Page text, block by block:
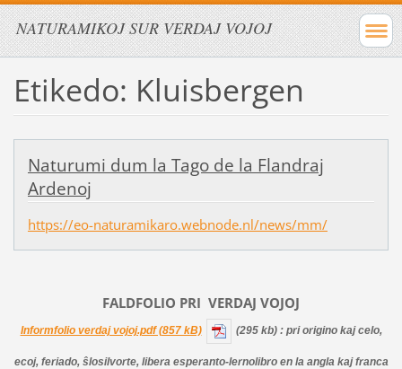
NATURAMIKOJ SUR VERDAJ VOJOJ
Etikedo: Kluisbergen
Naturumi dum la Tago de la Flandraj
Ardenoj
https://eo-naturamikaro.webnode.nl/news/mm/
FALDFOLIO PRI VERDAJ VOJOJ
Informfolio verdaj vojoj.pdf (857 kB) (295 kb) : pri origino kaj celo,
ecoj, feriado, ŝlosilvorte, libera esperanto-lernolibro en la angla kaj franca